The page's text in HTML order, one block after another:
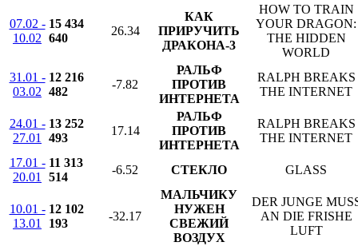
07.02 -
10.02
15 434
640
26.34
КАК
ПРИРУЧИТЬ
ДРАКОНА-3
HOW TO TRAIN
YOUR DRAGON:
THE HIDDEN
WORLD
31.01 -
03.02
12 216
482
-7.82
РАЛЬФ
ПРОТИВ
ИНТЕРНЕТА
RALPH BREAKS
THE INTERNET
24.01 -
27.01
13 252
493
17.14
РАЛЬФ
ПРОТИВ
ИНТЕРНЕТА
RALPH BREAKS
THE INTERNET
17.01 -
20.01
11 313
514
-6.52 СТЕКЛО GLASS
10.01 -
13.01
12 102
193
-32.17
МАЛЬЧИКУ
НУЖЕН
СВЕЖИЙ
ВОЗДУХ
DER JUNGE
AN DIE FRISHE
LUFT